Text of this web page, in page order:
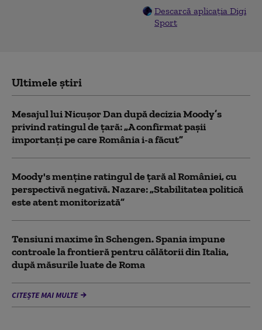
Descarcă aplicația Digi
Sport
Ultimele știri
Mesajul lui Nicușor Dan după decizia Moody’s
privind ratingul de țară: „A confirmat pașii
importanți pe care România i-a făcut”
Moody's menține ratingul de țară al României, cu
perspectivă negativă. Nazare: „Stabilitatea politică
este atent monitorizată”
Tensiuni maxime în Schengen. Spania impune
controale la frontieră pentru călătorii din Italia,
după măsurile luate de Roma
CITEȘTE MAI MULTE